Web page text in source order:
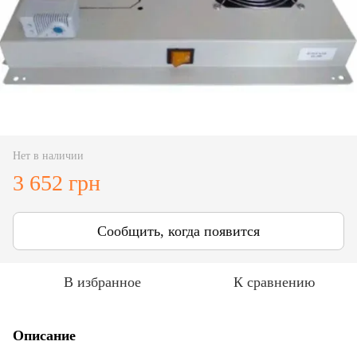
Нет в наличии
3 652 грн
Сообщить, когда появится
В избранное К сравнению
Описание